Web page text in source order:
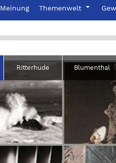
Meinung Themenwelt
Ritterhude Blumenthal